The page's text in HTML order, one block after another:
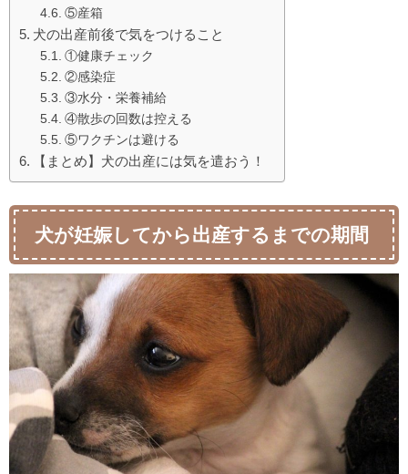
⑤産箱
犬の出産前後で気をつけること
①健康チェック
②感染症
③水分・栄養補給
④散歩の回数は控える
⑤ワクチンは避ける
【まとめ】犬の出産には気を遣おう！
犬が妊娠してから出産するまでの期間